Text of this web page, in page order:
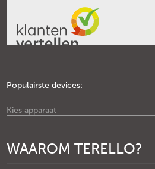
Populairste devices:
Kies apparaat
WAAROM TERELLO?